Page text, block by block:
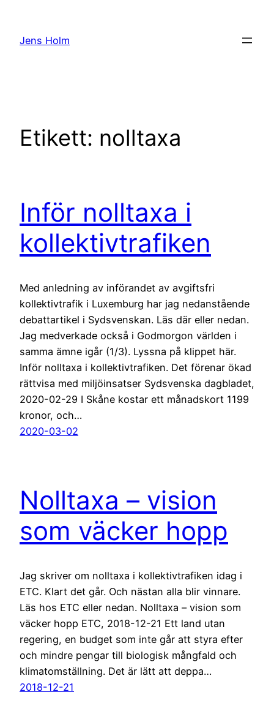
innehåll
Jens Holm
Etikett: nolltaxa
Inför nolltaxa i
kollektivtrafiken
Med anledning av införandet av avgiftsfri
kollektivtrafik i Luxemburg har jag nedanstående
debattartikel i Sydsvenskan. Läs där eller nedan.
Jag medverkade också i Godmorgon världen i
samma ämne igår (1/3). Lyssna på klippet här.
Inför nolltaxa i kollektivtrafiken. Det förenar ökad
rättvisa med miljöinsatser Sydsvenska dagbladet,
2020-02-29 I Skåne kostar ett månadskort 1199
kronor, och…
2020-03-02
Nolltaxa – vision
som väcker hopp
Jag skriver om nolltaxa i kollektivtrafiken idag i
ETC. Klart det går. Och nästan alla blir vinnare.
Läs hos ETC eller nedan. Nolltaxa – vision som
väcker hopp ETC, 2018-12-21 Ett land utan
regering, en budget som inte går att styra efter
och mindre pengar till biologisk mångfald och
klimatomställning. Det är lätt att deppa…
2018-12-21